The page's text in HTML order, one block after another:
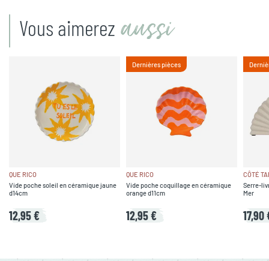
Vous aimerez aussi
QUE RICO
Vide poche soleil en céramique jaune
d14cm
12,95 €
Dernières pièces
QUE RICO
Vide poche coquillage en céramique
orange d11cm
12,95 €
CÔTÉ
Serre-
Mer
17,90